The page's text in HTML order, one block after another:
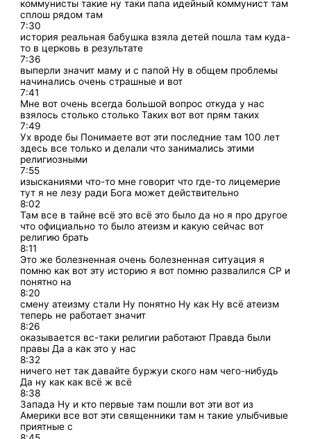
коммунисты такие ну таки папа идейный коммунист там
сплош рядом там
7:30
история реальная бабушка взяла детей пошла там куда-
то в церковь в результате
7:36
выперли значит маму и с папой Ну в общем проблемы
начинались очень страшные и вот
7:41
Мне вот очень всегда большой вопрос откуда у нас
взялось столько столько Таких вот вот прям таких
7:49
Ух вроде бы Понимаете вот эти последние там 100 лет
здесь все только и делали что занимались этими
религиозными
7:55
изысканиями что-то мне говорит что где-то лицемерие
тут я не лезу ради Бога может действительно
8:02
Там все в тайне всё это всё это было да но я про другое
что официально то было атеизм и какую сейчас вот
религию брать
8:11
Это же болезненная очень болезненная ситуация я
помню как вот эту историю я вот помню развалился СР и
понятно на
8:20
смену атеизму стали Ну понятно Ну как Ну всё атеизм
теперь не работает значит
8:26
оказывается вс-таки религии работают Правда были
правы Да а как это у нас
8:32
ничего нет так давайте буржуи ского нам чего-нибудь
Да ну как как всё ж всё
8:38
Запада Ну и кто первые там пошли вот эти вот из
Америки все вот эти священники там н такие улыбчивые
приятные с